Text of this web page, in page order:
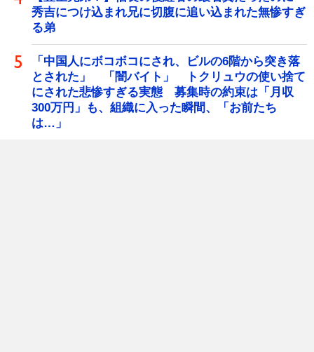
秀吉につけ込まれ兄に切腹に追い込まれた無惨すぎ
る弟
「中国人にボコボコにされ、ビルの6階から突き落
とされた」 「闇バイト」 トクリュウの使い捨て
にされた悲惨すぎる実態 募集時の約束は「月収
300万円」も、組織に入った瞬間、「お前たち
は…」